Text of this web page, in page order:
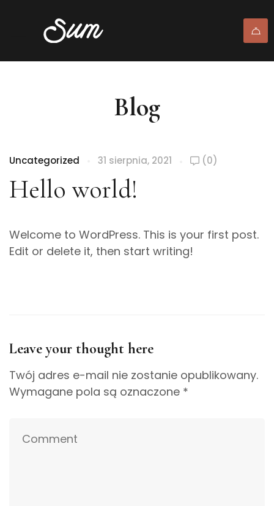
Blog
Uncategorized 31 sierpnia, 2021 (0)
Hello world!
Welcome to WordPress. This is your first post.
Edit or delete it, then start writing!
Leave your thought here
Twój adres e-mail nie zostanie opublikowany.
Wymagane pola są oznaczone *